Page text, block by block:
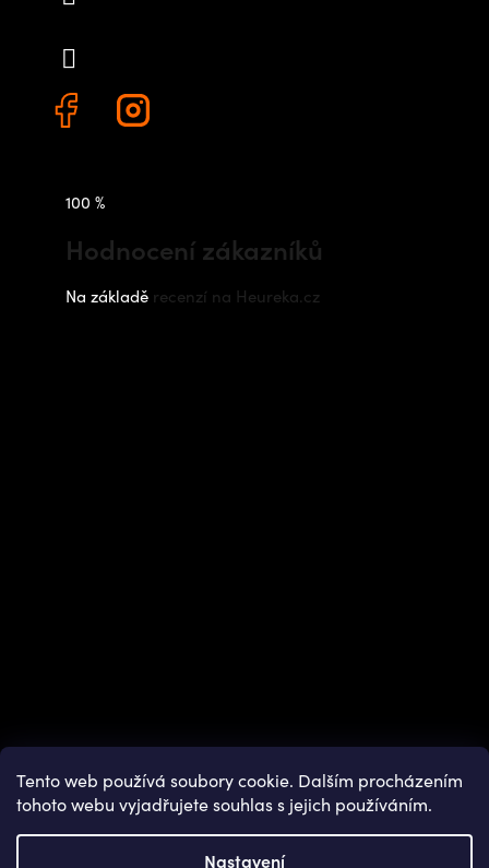
Tento web používá soubory cookie. Dalším procházením
tohoto webu vyjadřujete souhlas s jejich používáním.
Nastavení
100 %
Hodnocení zákazníků
Na základě recenzí na Heureka.cz